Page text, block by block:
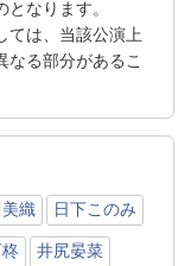
なります。
ては、当該公演上
なる部分があるこ
織 日下このみ
井尻晏菜